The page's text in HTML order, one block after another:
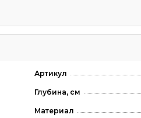
Артикул
Глубина, см
Материал